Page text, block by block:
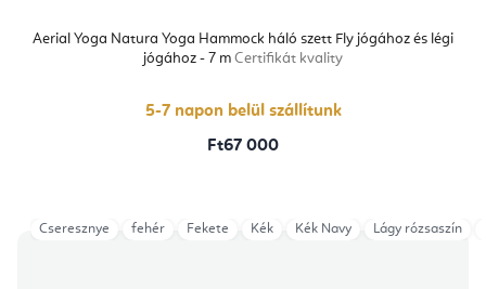
Aerial Yoga Natura Yoga Hammock háló szett Fly jógához és légi
jógához - 7 m Certifikát kvality
5-7 napon belül szállítunk
Ft67 000
Cseresznye fehér Fekete Kék Kék Navy Lágy rózsaszín